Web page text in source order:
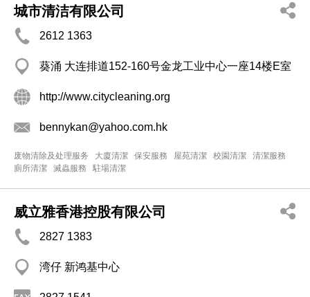
城市清洁有限公司
2612 1363
葵涌 大连排道152-160号金龙工业中心一座14楼E室
http://www.citycleaning.org
bennykan@yahoo.com.hk
废物清除及处理服务 大廈清潔 保安服務 屋苑清潔 校園清潔
清潔服務
廁所清潔
滅蟲服務 駐場清潔
威立雅香港控股有限公司
2827 1383
湾仔 新鸿基中心